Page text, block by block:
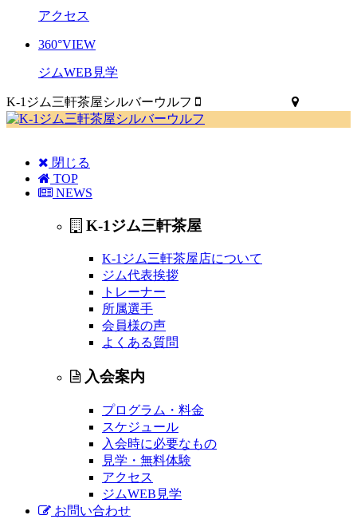
アクセス
360°VIEW
ジムWEB見学
K-1ジム三軒茶屋シルバーウルフ
閉じる
TOP
NEWS
K-1ジム三軒茶屋
K-1ジム三軒茶屋店について
ジム代表挨拶
トレーナー
所属選手
会員様の声
よくある質問
入会案内
プログラム・料金
スケジュール
入会時に必要なもの
見学・無料体験
アクセス
ジムWEB見学
お問い合わせ